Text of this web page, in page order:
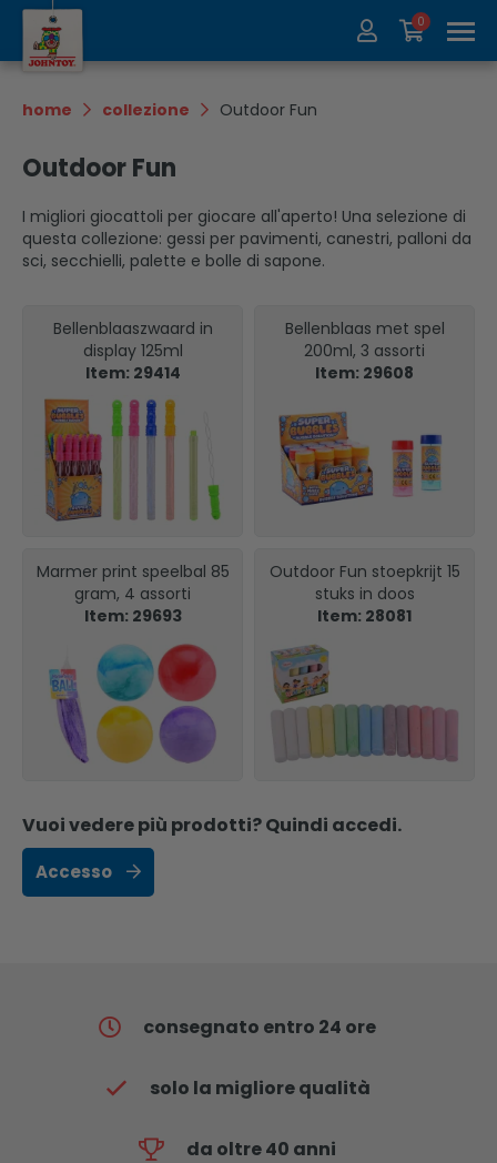
Chi siamo Collezione
Fiere
Contatti Update
0
home collezione Outdoor Fun
Outdoor Fun
I migliori giocattoli per giocare all'aperto! Una selezione di
questa collezione: gessi per pavimenti, canestri, palloni da
sci, secchielli, palette e bolle di sapone.
Bellenblaaszwaard in
display 125ml
Item: 29414
Bellenblaas met spel
200ml, 3 assorti
Item: 29608
Marmer print speelbal 85
gram, 4 assorti
Item: 29693
Outdoor Fun stoepkrijt 15
stuks in doos
Item: 28081
Vuoi vedere più prodotti? Quindi accedi.
Accesso
consegnato entro 24 ore
solo la migliore qualità
da oltre 40 anni